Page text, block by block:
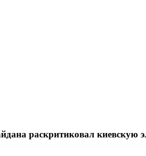
раскритиковал киевскую